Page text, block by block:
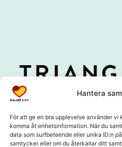
Hantera
För att ge en bra upplevelse använder
komma åt enhetsinformation. När du
data som surfbeteende eller unika ID:n
samtycker eller om du återkallar ditt